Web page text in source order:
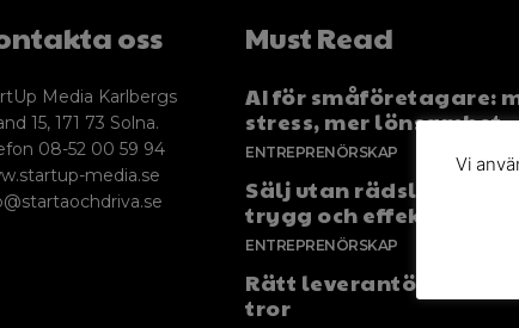
oss
Media Karlbergs
15, 171 73 Solna.
08-52 00 59 94
media.se
Must Read
AI för småföretagare:
stress, mer lönsamhet
ENTREPRENÖRSKAP
Sälj utan rädsla –
trygg och effektiv
ENTREPRENÖRSKAP
Rätt leverantör –
tror
Vi